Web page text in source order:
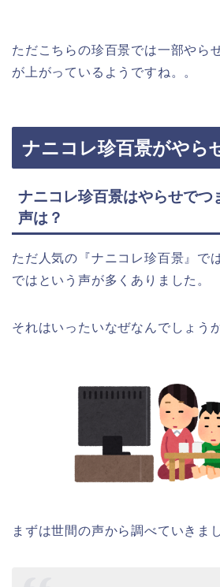
ただこちらの珍百景では一部やら
が上がっているようですね。。
ナニコレ珍百景がやら
ナニコレ珍百景はやらせでつ
声は？
ただ人気の『ナニコレ珍百景』で
ではという声が多くありました。
それはいったいなぜなんでしょうか
まずは世間の声から調べていきま